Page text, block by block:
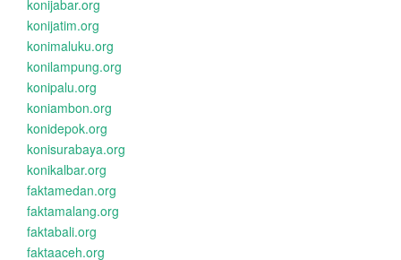
konijabar.org
konijatim.org
konimaluku.org
konilampung.org
konipalu.org
koniambon.org
konidepok.org
konisurabaya.org
konikalbar.org
faktamedan.org
faktamalang.org
faktabali.org
faktaaceh.org